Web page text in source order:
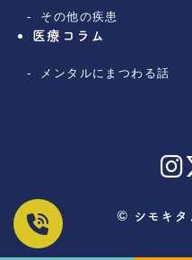
その他の疾患
医療コラム
メンタルにまつわる話
© シモキタ